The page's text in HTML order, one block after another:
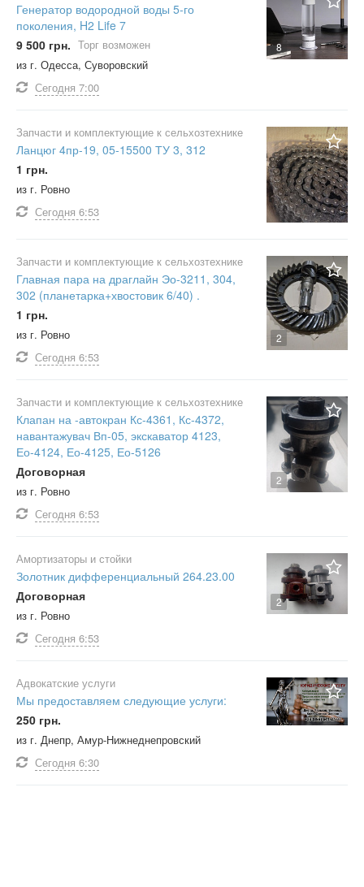
8
Генератор водородной воды 5-го
поколения, H2 Life 7
9 500 грн. Торг возможен
из г. Одесса, Суворовский
Сегодня 7:00
Запчасти и комплектующие к сельхозтехнике
Ланцюг 4пр-19, 05-15500 ТУ 3, 312
1 грн.
из г. Ровно
Сегодня 6:53
2
Запчасти и комплектующие к сельхозтехнике
Главная пара на драглайн Эо-3211, 304,
302 (планетарка+хвостовик 6/40) .
1 грн.
из г. Ровно
Сегодня 6:53
2
Запчасти и комплектующие к сельхозтехнике
Клапан на -автокран Кс-4361, Кс-4372,
навантажувач Вп-05, экскаватор 4123,
Ео-4124, Ео-4125, Ео-5126
Договорная
из г. Ровно
Сегодня 6:53
2
Амортизаторы и стойки
Золотник дифференциальный 264.23.00
Договорная
из г. Ровно
Сегодня 6:53
Адвокатские услуги
Мы предоставляем следующие услуги:
250 грн.
из г. Днепр, Амур-Нижнеднепровский
Сегодня 6:30